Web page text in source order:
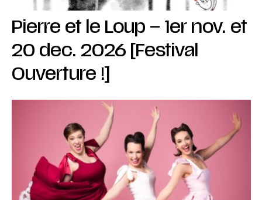
Pierre et le Loup – 1er nov. et
20 dec. 2026 [Festival
Ouverture !]